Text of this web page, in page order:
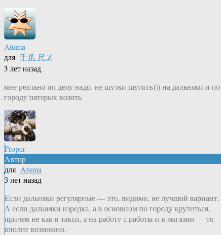
Atuma
для 千爪 尺.Z
3 лет назад
мне реально по делу надо. не шутки шутить))) на дальняки и по
городу пятерых возить
Proper
Автор
для Atuma
3 лет назад
Если дальняки регулярные — это, видимо, не лучший вариант.
А если дальняки изредка, а в основном по городу крутиться,
причем не как в такси, а на работу с работы и в магазин — то
вполне возможно.